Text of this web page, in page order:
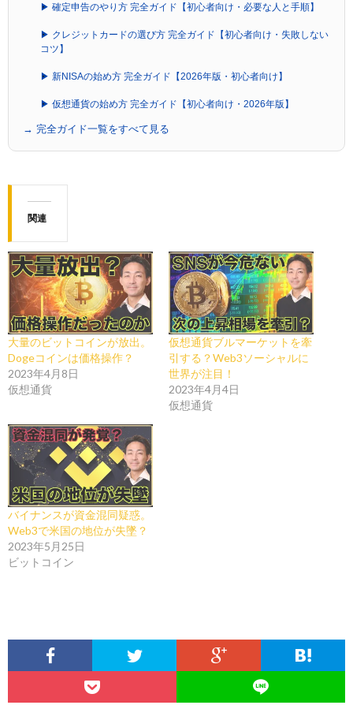
▶ 確定申告のやり方 完全ガイド【初心者向け・必要な人と手順】
▶ クレジットカードの選び方 完全ガイド【初心者向け・失敗しない
コツ】
▶ 新NISAの始め方 完全ガイド【2026年版・初心者向け】
▶ 仮想通貨の始め方 完全ガイド【初心者向け・2026年版】
→ 完全ガイド一覧をすべて見る
関連
大量のビットコインが放出。
Dogeコインは価格操作？
2023年4月8日
仮想通貨
仮想通貨ブルマーケットを牽
引する？Web3ソーシャルに
世界が注目！
2023年4月4日
仮想通貨
バイナンスが資金混同疑惑。
Web3で米国の地位が失墜？
2023年5月25日
ビットコイン